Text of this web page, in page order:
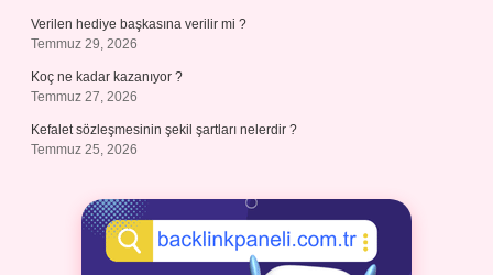
Verilen hediye başkasına verilir mi ?
Temmuz 29, 2026
Koç ne kadar kazanıyor ?
Temmuz 27, 2026
Kefalet sözleşmesinin şekil şartları nelerdir ?
Temmuz 25, 2026